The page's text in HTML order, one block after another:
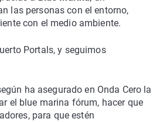
las personas con el entorno,
con el medio ambiente.
Portals, y seguimos
ha asegurado en Onda Cero la
el blue marina fórum, hacer que
para que estén